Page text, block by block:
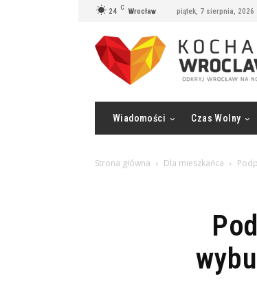
24 C Wrocław piątek, 7 sierpnia, 2026
Wiadomości Czas Wolny
Strona główna Dla mieszkańca